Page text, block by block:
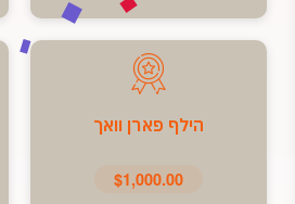
הילף פארן וואך
$1,000.00